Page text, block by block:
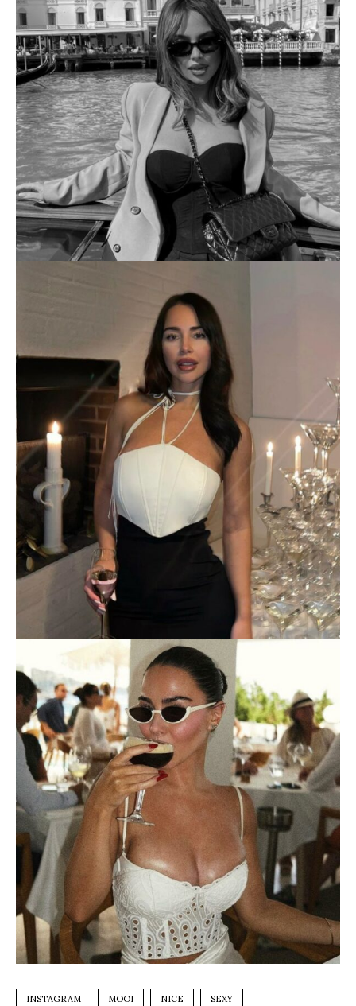
INSTAGRAM MOOI NICE SEXY